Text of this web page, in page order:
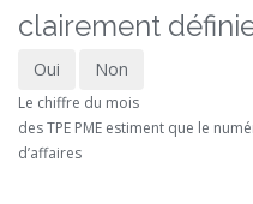
clairement
Oui Non
Le chiffre du mois
des TPE PME estiment que le
d’affaires